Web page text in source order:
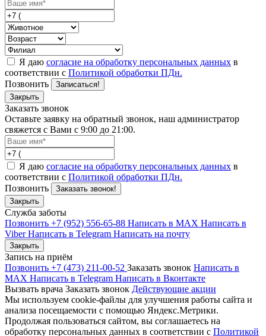
Я даю согласие на обработку персональных данных в
соответствии с Политикой обработки ПДн.
Позвонить
Записаться!
Закрыть
Заказать звонок
Оставьте заявку на обратный звонок, наш администратор
свяжется с Вами с 9:00 до 21:00.
Я даю согласие на обработку персональных данных в
соответствии с Политикой обработки ПДн.
Позвонить
Заказать звонок!
Закрыть
Служба заботы
Позвонить +7 (952) 556-65-88 Написать в MAX Написать в
ViberНаписать в Telegram Написать на почту
Закрыть
Запись на приём
Позвонить +7 (473) 211-00-52 Заказать звонок Написать в
MAX Написать в Telegram Написать в Вконтакте
Вызвать врача Заказать звонок Действующие акции
Мы используем cookie-файлы для улучшения работы сайта и
анализа посещаемости с помощью Яндекс.Метрики.
Продолжая пользоваться сайтом, вы соглашаетесь на
обработку персональных данных в соответствии с Политикой